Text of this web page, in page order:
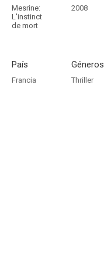
Mesrine:
L'instinct
de mort
2008
País
Francia
Géneros
Thriller